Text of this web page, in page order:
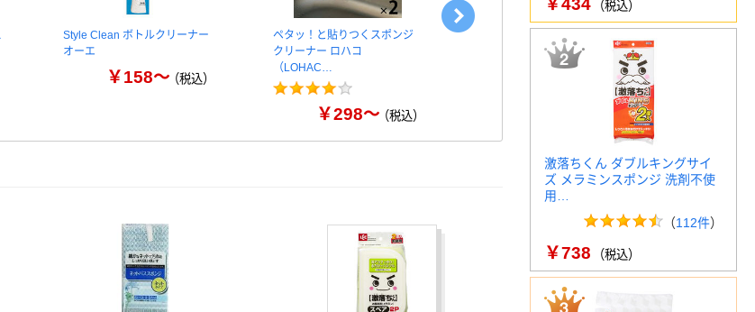
Style Clean ボトルクリーナー
オーエ
￥158～（税込）
ペタッ！と貼りつくスポンジ
クリーナー ロハコ
（LOHAC…
￥298～（税込）
【ソフトスポンジ】キクロン
カラースポンジ
（税込）
￥434 （税込）
激落ちくん ダブルキングサイ
ズ メラミンスポンジ 洗剤不使
用…
（112件）
￥738 （税込）